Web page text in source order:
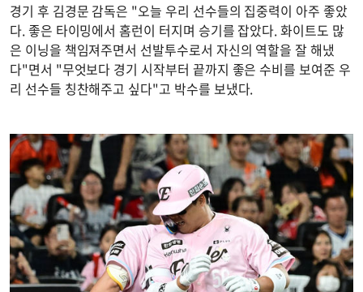
경기 후 김경문 감독은 "오늘 우리 선수들의 집중력이 아주 좋았
다. 좋은 타이밍에서 홈런이 터지며 승기를 잡았다. 화이트도 많
은 이닝을 책임져주면서 선발투수로서 자신의 역할을 잘 해냈
다"면서 "무엇보다 경기 시작부터 끝까지 좋은 수비를 보여준 우
리 선수들 칭찬해주고 싶다"고 박수를 보냈다.